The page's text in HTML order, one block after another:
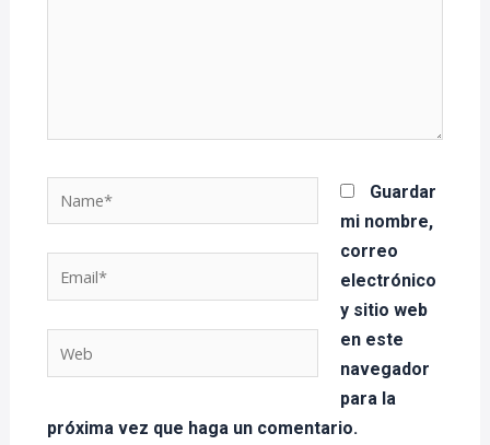
Email*
Guardar
mi nombre,
correo
electrónico
y sitio web
en este
navegador
para la
próxima vez que haga un comentario.